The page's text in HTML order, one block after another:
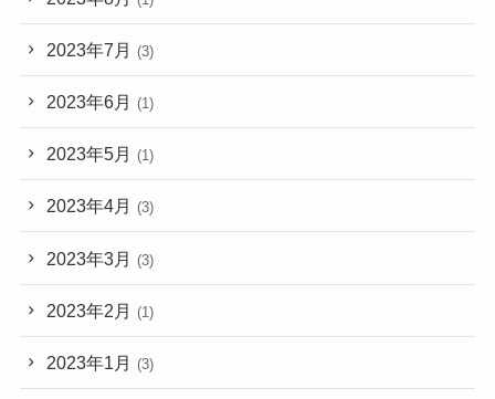
2023年7月 (3)
2023年6月 (1)
2023年5月 (1)
2023年4月 (3)
2023年3月 (3)
2023年2月 (1)
2023年1月 (3)